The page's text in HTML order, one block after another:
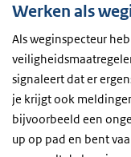
Werken als
Als weginspecteur
signaleert dat er
je krijgt ook
bijvoorbeeld een
up op pad en bent